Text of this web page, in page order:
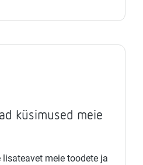
küsimused meie
lisateavet meie toodete ja